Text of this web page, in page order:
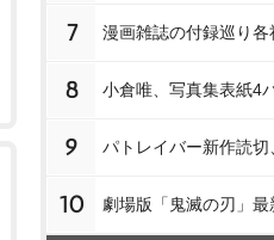
7 漫画雑誌の付録巡り各
8 小倉唯、写真集表紙4
9 パトレイバー新作読切
10 劇場版「鬼滅の刃」最